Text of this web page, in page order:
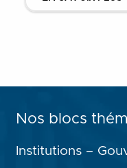
Nos blocs
Institutions –